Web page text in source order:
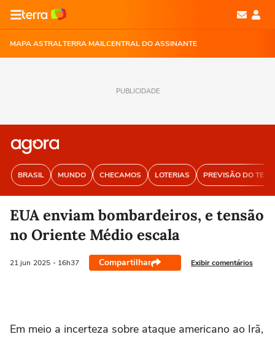
MAPA ASTRALTERRA MAILCENTRAL DO ASSINANTE
PUBLICIDADE
BRASIL MUNDO CHECAMOS LOTERIAS PREVISÃO DO
EUA enviam bombardeiros, e tensão
no Oriente Médio escala
21 jun 2025 - 16h37 Compartilhar Exibir comentários
Em meio a incerteza sobre ataque americano ao Irã,